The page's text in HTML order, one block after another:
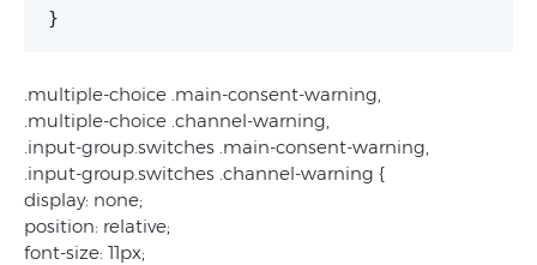
}
.multiple-choice .main-consent-warning,
.multiple-choice .channel-warning,
.input-group.switches .main-consent-warning,
.input-group.switches .channel-warning {
display: none;
position: relative;
font-size: 11px;